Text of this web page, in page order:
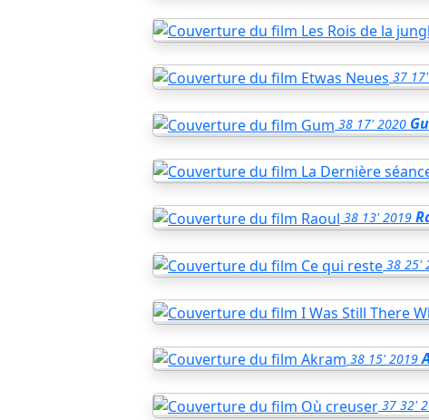
37 17'
38 17' 2020
38 13' 2019
38 25'
38 15' 2019
37 32'